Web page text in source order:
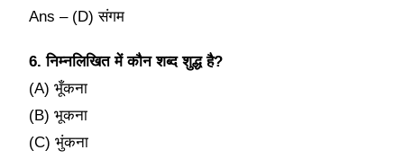
Ans – (D) संगम
6. निम्नलिखित में कौन शब्द शुद्ध है?
(A) भूँकना
(B) भूकना
(C) भुंकना